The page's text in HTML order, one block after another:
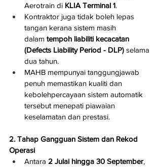
Aerotrain di KLIA Terminal 1.
Kontraktor juga tidak boleh lepas
tangan kerana sistem masih
dalam tempoh liabiliti kecacatan
(Defects Liability Period - DLP) selama
dua tahun.
MAHB mempunyai tanggungjawab
penuh memastikan kualiti dan
kebolehpercayaan sistem automatik
tersebut menepati piawaian
keselamatan dan prestasi.
2. Tahap Gangguan Sistem dan Rekod
Operasi
Antara 2 Julai hingga 30 September,